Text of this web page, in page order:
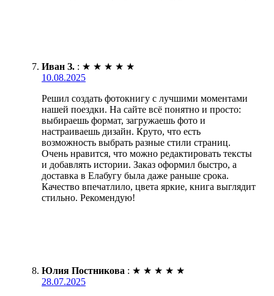
Иван З. : ★ ★ ★ ★ ★
10.08.2025
Решил создать фотокнигу с лучшими моментами
нашей поездки. На сайте всё понятно и просто:
выбираешь формат, загружаешь фото и
настраиваешь дизайн. Круто, что есть
возможность выбрать разные стили страниц.
Очень нравится, что можно редактировать тексты
и добавлять истории. Заказ оформил быстро, а
доставка в Елабугу была даже раньше срока.
Качество впечатлило, цвета яркие, книга выглядит
стильно. Рекомендую!
Юлия Постникова : ★ ★ ★ ★ ★
28.07.2025